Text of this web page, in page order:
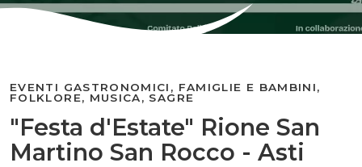
"Festa d'Estate" Rione San
Martino San Rocco - Asti
EVENTI GASTRONOMICI, FAMIGLIE E BAMBINI,
FOLKLORE, MUSICA, SAGRE